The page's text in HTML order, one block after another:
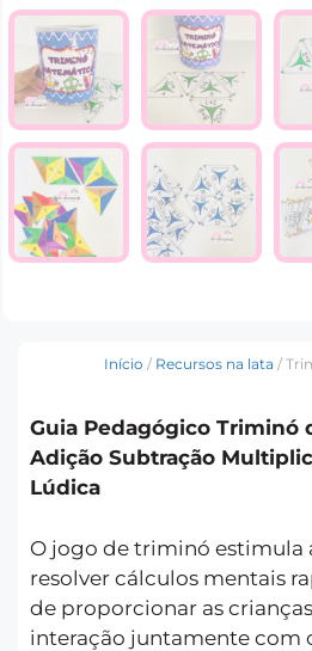
Início / Recursos na lata /
Guia Pedagógico Triminó
Adição Subtração
Lúdica
O jogo de triminó estimula
resolver cálculos mentais
de proporcionar as
interação juntamente com